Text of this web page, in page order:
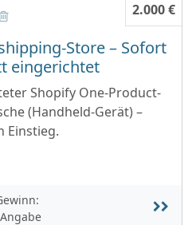
2.000 €
Store – Sofort
eingerichtet
Shopify One-Product-
(Handheld-Gerät) –
Einstieg.